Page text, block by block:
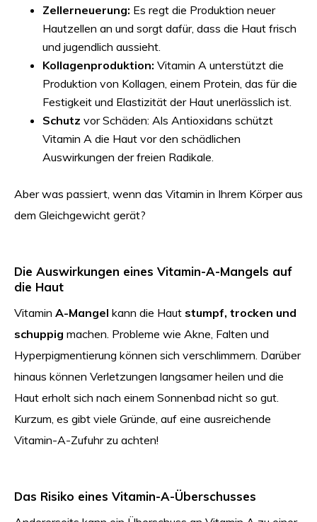
Zellerneuerung: Es regt die Produktion neuer
Hautzellen an und sorgt dafür, dass die Haut frisch
und jugendlich aussieht.
Kollagenproduktion: Vitamin A unterstützt die
Produktion von Kollagen, einem Protein, das für die
Festigkeit und Elastizität der Haut unerlässlich ist.
Schutz vor Schäden: Als Antioxidans schützt
Vitamin A die Haut vor den schädlichen
Auswirkungen der freien Radikale.
Aber was passiert, wenn das Vitamin in Ihrem Körper aus
dem Gleichgewicht gerät?
Die Auswirkungen eines Vitamin-A-Mangels auf
die Haut
Vitamin A-Mangel kann die Haut stumpf, trocken und
schuppig machen. Probleme wie Akne, Falten und
Hyperpigmentierung können sich verschlimmern. Darüber
hinaus können Verletzungen langsamer heilen und die
Haut erholt sich nach einem Sonnenbad nicht so gut.
Kurzum, es gibt viele Gründe, auf eine ausreichende
Vitamin-A-Zufuhr zu achten!
Das Risiko eines Vitamin-A-Überschusses